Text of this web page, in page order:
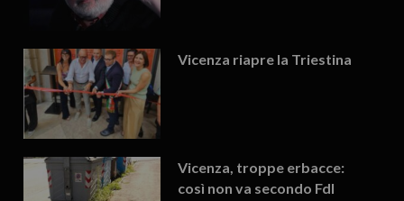
Vicenza riapre la Triestina
Vicenza, troppe erbacce:
così non va secondo FdI